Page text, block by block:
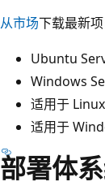
从市场下载最新项
Ubuntu
Windows
适用于
适用于
部署体